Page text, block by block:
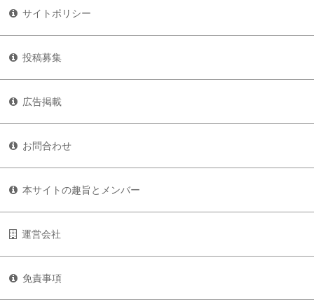
サイトポリシー
投稿募集
広告掲載
お問合わせ
本サイトの趣旨とメンバー
運営会社
免責事項